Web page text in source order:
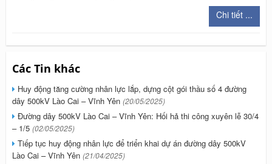
Chi tiết ...
Các Tin khác
Huy động tăng cường nhân lực lắp, dựng cột gói thầu số 4 đường
dây 500kV Lào Cai – Vĩnh Yên (20/05/2025)
Đường dây 500kV Lào Cai – Vĩnh Yên: Hối hả thi công xuyên lễ 30/4
– 1/5 (02/05/2025)
Tiếp tục huy động nhân lực để triển khai dự án đường dây 500kV
Lào Cai – Vĩnh Yên (21/04/2025)